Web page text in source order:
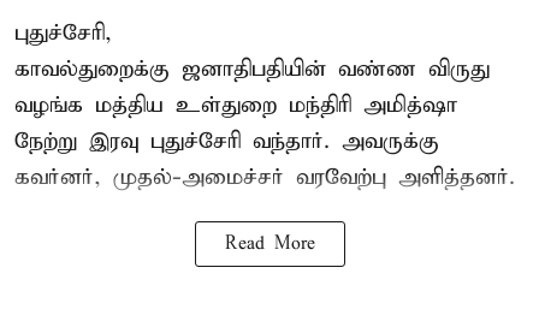
புதுச்சேரி,
காவல்துறைக்கு ஜனாதிபதியின் வண்ண விருது
வழங்க மத்திய உள்துறை மந்திரி அமித்ஷா
நேற்று இரவு புதுச்சேரி வந்தார். அவருக்கு
கவர்னர், முதல்-அமைச்சர் வரவேற்பு அளித்தனர்.
Read More